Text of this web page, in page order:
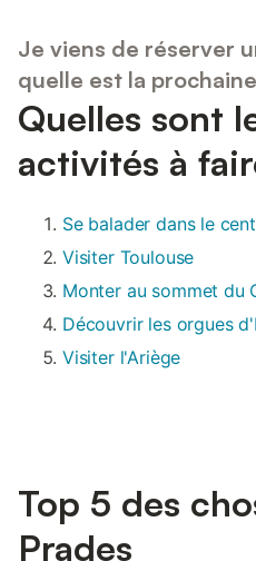
Je viens de réserver
quelle est la
Quelles sont
activités à
Se balader dans le
Visiter Toulouse
Monter au sommet du
Découvrir les orgues
Visiter l'Ariège
Top 5 des
Prades